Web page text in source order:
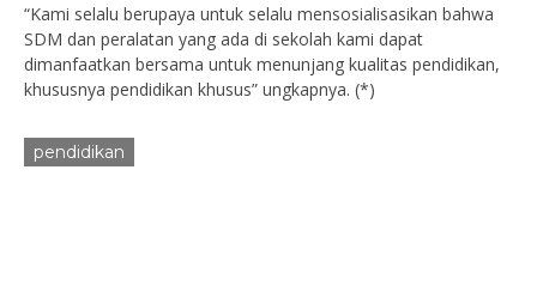
“Kami selalu berupaya untuk selalu mensosialisasikan bahwa
SDM dan peralatan yang ada di sekolah kami dapat
dimanfaatkan bersama untuk menunjang kualitas pendidikan,
khususnya pendidikan khusus” ungkapnya. (*)
pendidikan